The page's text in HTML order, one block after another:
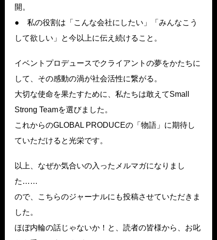
開。
● 私の役割は「こんな会社にしたい」「みんなこう
して欲しい」と今以上に伝え続けること。
イベントプロデュースでクライアントの夢をかたちに
して、その感動の渦が社会活性に繋がる。
大切な使命を果たすために、私たちは敢えてSmall
Strong Teamを選びました。
これからのGLOBAL PRODUCEの「物語」に期待し
ていただけると光栄です。
以上、なぜか気合いの入ったメルマガになりまし
た……
ので、こちらのジャーナルにも投稿させていただきま
した。
ほぼ内輪の話じゃないか！と、読者の皆様から、お叱